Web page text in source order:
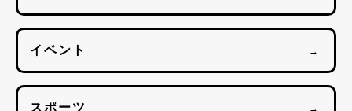
イベント →
スポーツ →